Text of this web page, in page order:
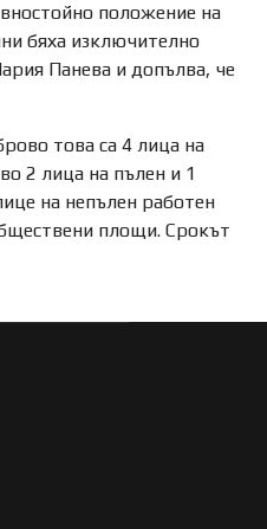
положение на
бяха изключително
Панева и допълва, че
това са 4 лица на
2 лица на пълен и 1
на непълен работен
площи. Срокът